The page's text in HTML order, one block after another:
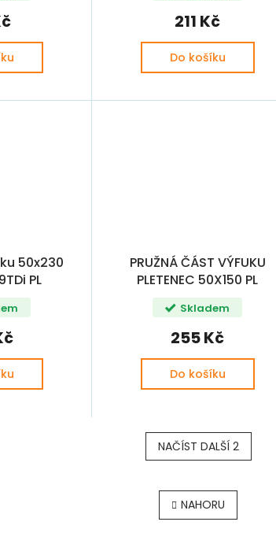
211 Kč
Do košíku
50x230
PL
PRUŽNÁ ČÁST VÝFUKU
PLETENEC 50X150 PL
Skladem
255 Kč
Do košíku
v
l
NAČÍST DALŠÍ 2
NAHORU